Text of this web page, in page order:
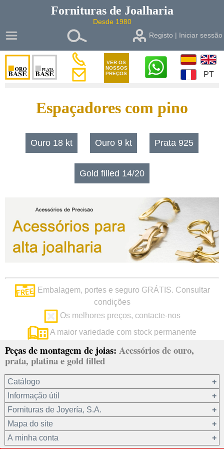
Fornituras de Joalharia
Desde 1980
Registo | Iniciar sessão
VER OS
NOSSOS
PREÇOS
PT
Espaçadores com pino
Ouro 18 kt Ouro 9 kt Prata 925
Gold filled 14/20
Embalagem, portes e seguro GRÁTIS. Consultar
condições
Os melhores preços, contacte-nos
A maior variedade com stock permanente
Peças de montagem de joias: Acessórios de ouro,
prata, platina e gold filled
Catálogo
Ouro 18 kt
Ouro 9 kt
Platina 22.8 kt
Prata 925
Informação útil
Fornituras de Joyería, S.A.
Quem somos?
condições de venda
Mapa do site
A minha conta